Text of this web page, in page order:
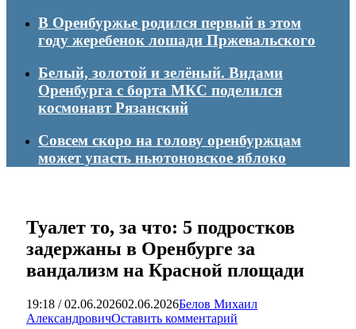
В Оренбуржье родился первый в этом
году жеребенок лошади Пржевальского
Белый, золотой и зелёный. Видами
Оренбурга с борта МКС поделился
космонавт Рязанский
Совсем скоро на голову оренбуржцам
может упасть ньютоновское яблоко
Туалет то, за что: 5 подростков
задержаны в Оренбурге за
вандализм на Красной площади
19:18 / 02.06.202602.06.2026Белов Михаил
АлександровичОставить комментарий